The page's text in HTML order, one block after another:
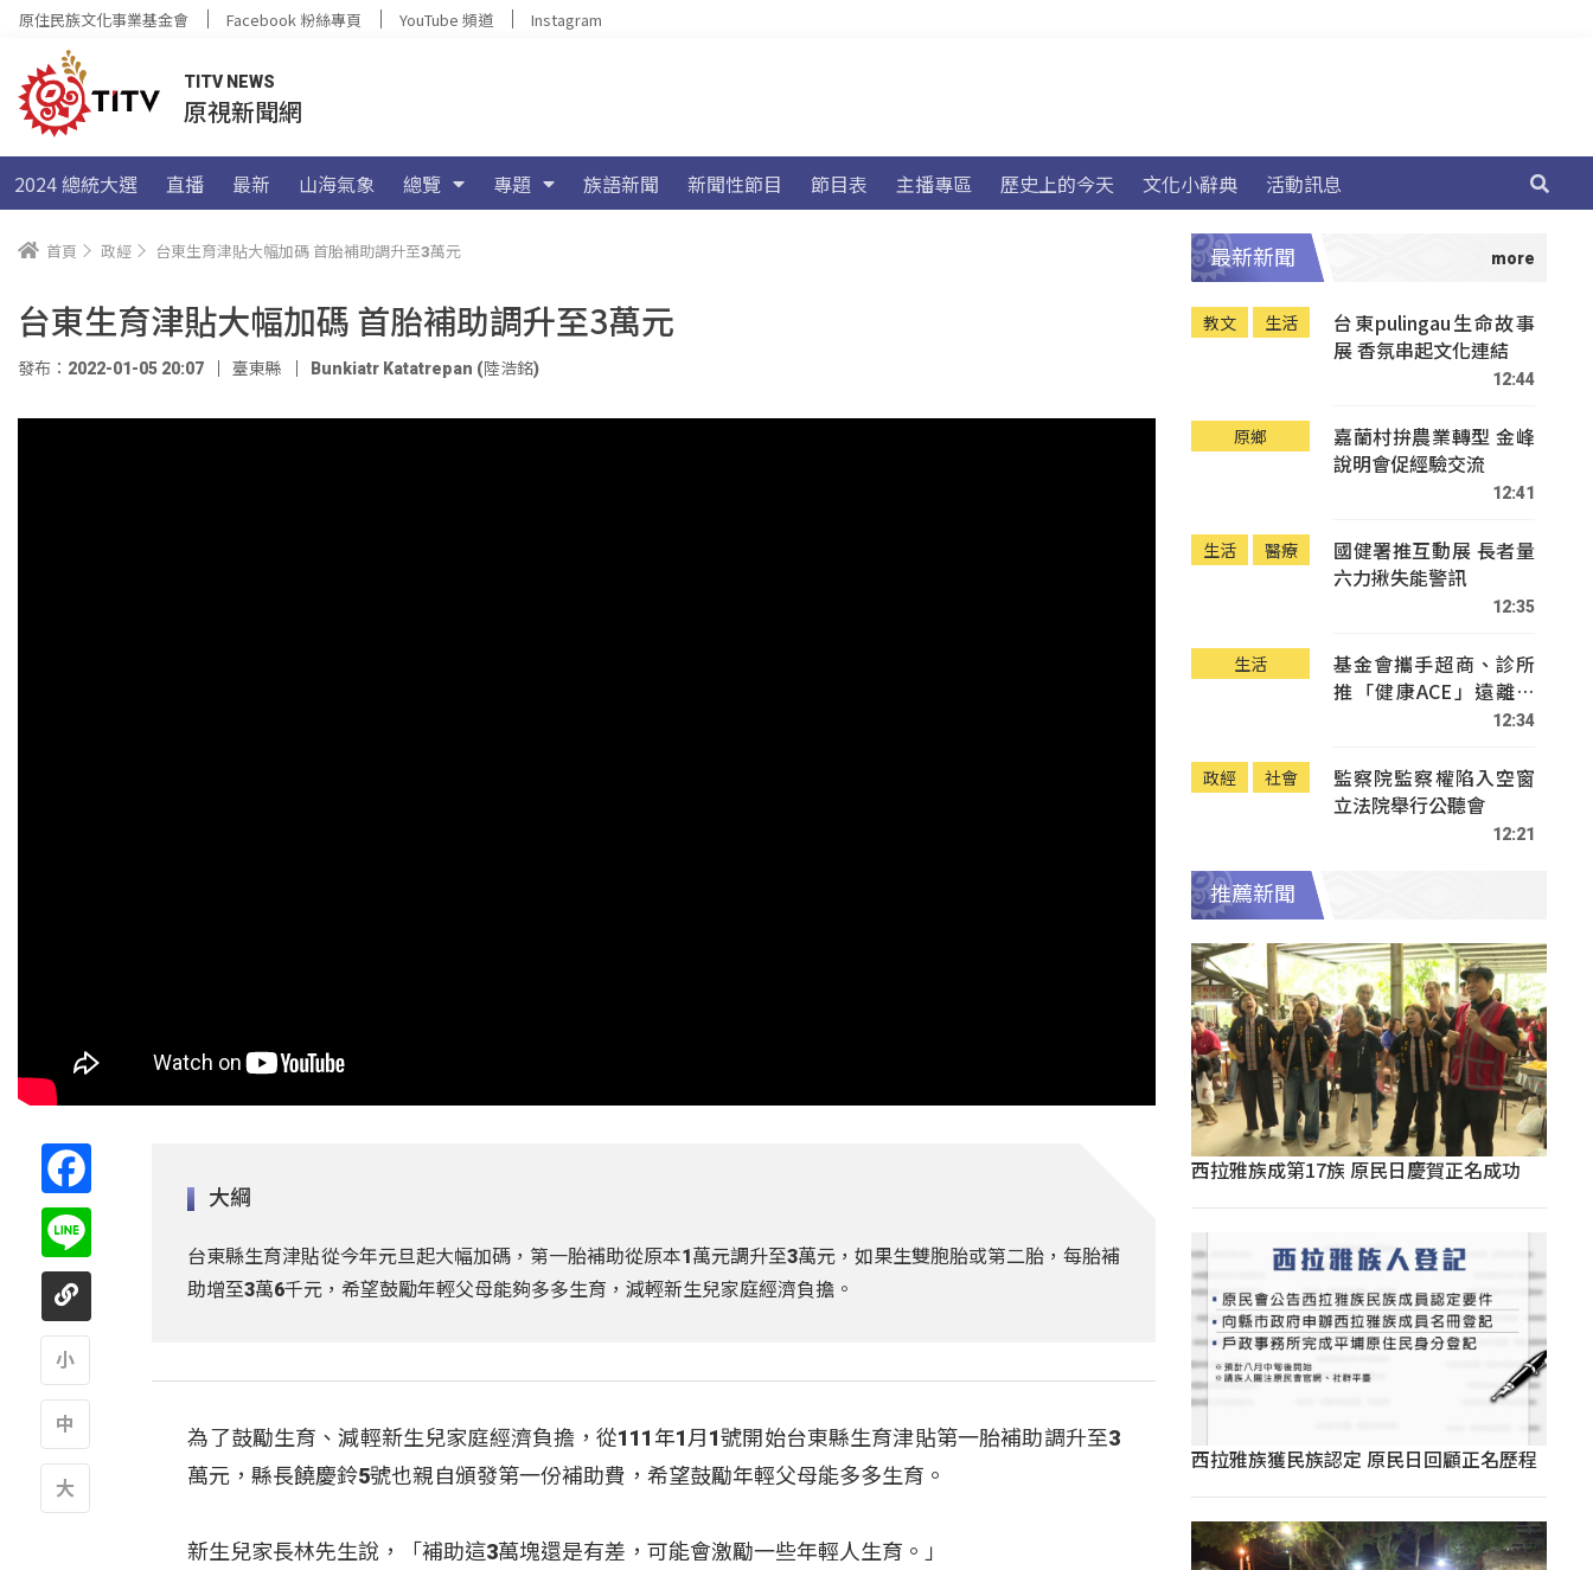
原住民族文化事業基金會 Facebook 粉絲專頁 YouTube 頻道 Instagram
TITV NEWS
原視新聞網
2024 總統大選 直播 最新 山海氣象 總覽 專題 族語新聞 新聞性節目 節目表 主播專區 歷史上的今天 文化小辭典 活動訊息
首頁 政經 台東生育津貼大幅加碼 首胎補助調升至3萬元
台東生育津貼大幅加碼 首胎補助調升至3萬元
發布：2022-01-05 20:07 臺東縣 Bunkiatr Katatrepan (陸浩銘)
大綱
台東縣生育津貼從今年元旦起大幅加碼，第一胎補助從原本1萬元調升至3萬元，如果生雙胞胎或第二胎，每胎補
助增至3萬6千元，希望鼓勵年輕父母能夠多多生育，減輕新生兒家庭經濟負擔。
為了鼓勵生育、減輕新生兒家庭經濟負擔，從111年1月1號開始台東縣生育津貼第一胎補助調升至3
萬元，縣長饒慶鈴5號也親自頒發第一份補助費，希望鼓勵年輕父母能多多生育。
新生兒家長林先生說，「補助這3萬塊還是有差，可能會激勵一些年輕人生育。」
最新新聞
教文 生活
台東pulingau生命故事
展 香氛串起文化連結
12:44
原鄉
嘉蘭村拚農業轉型 金峰
說明會促經驗交流
12:41
生活 醫療
國健署推互動展 長者量
六力揪失能警訊
12:35
生活
基金會攜手超商、診所
推「健康ACE」遠離疾
12:34
政經 社會
監察院監察權陷入空窗
立法院舉行公聽會
12:21
推薦新聞
西拉雅族成第17族 原民日慶賀正名成功
西拉雅族獲民族認定 原民日回顧正名歷程